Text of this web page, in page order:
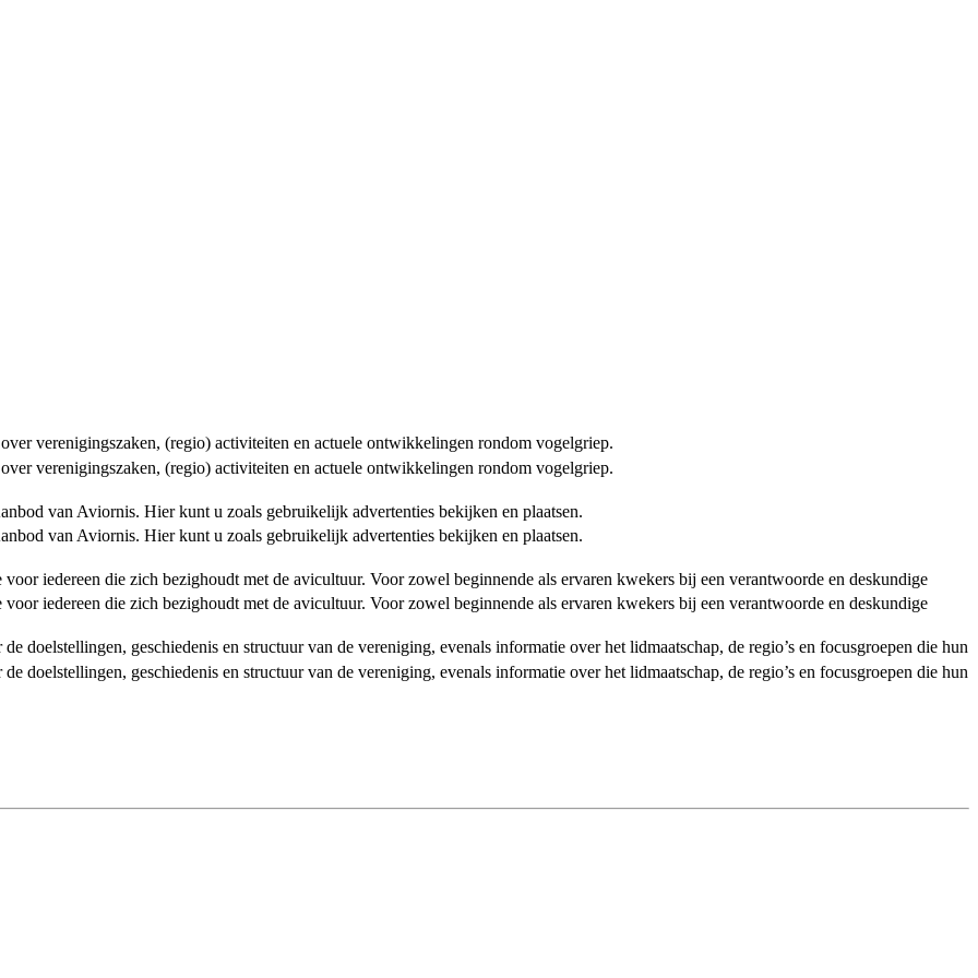
verenigingszaken, (regio) activiteiten en actuele ontwikkelingen rondom vogelgriep.
verenigingszaken, (regio) activiteiten en actuele ontwikkelingen rondom vogelgriep.
van Aviornis. Hier kunt u zoals gebruikelijk advertenties bekijken en plaatsen.
van Aviornis. Hier kunt u zoals gebruikelijk advertenties bekijken en plaatsen.
iedereen die zich bezighoudt met de avicultuur. Voor zowel beginnende als ervaren kwekers bij een verantwoorde en deskundige
iedereen die zich bezighoudt met de avicultuur. Voor zowel beginnende als ervaren kwekers bij een verantwoorde en deskundige
doelstellingen, geschiedenis en structuur van de vereniging, evenals informatie over het lidmaatschap, de regio’s en focusgroepen die hun
doelstellingen, geschiedenis en structuur van de vereniging, evenals informatie over het lidmaatschap, de regio’s en focusgroepen die hun